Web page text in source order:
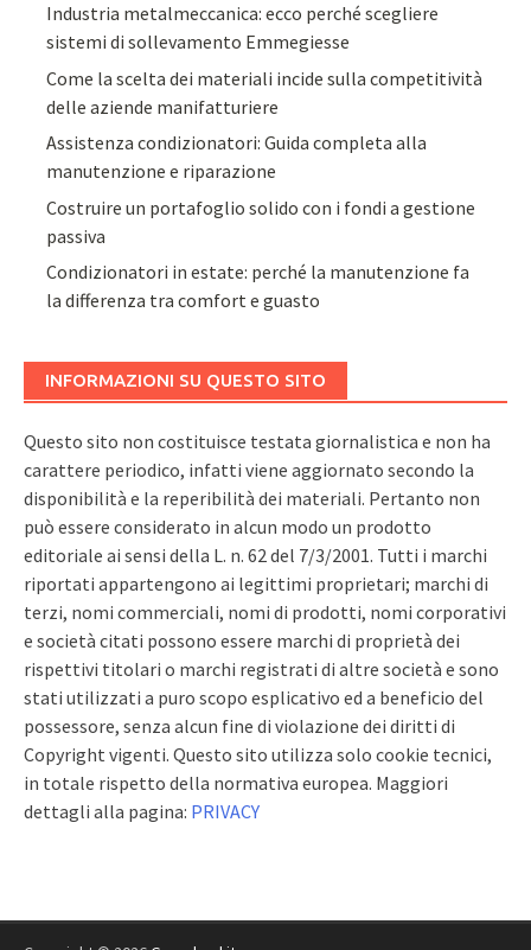
Industria metalmeccanica: ecco perché scegliere
sistemi di sollevamento Emmegiesse
Come la scelta dei materiali incide sulla competitività
delle aziende manifatturiere
Assistenza condizionatori: Guida completa alla
manutenzione e riparazione
Costruire un portafoglio solido con i fondi a gestione
passiva
Condizionatori in estate: perché la manutenzione fa
la differenza tra comfort e guasto
INFORMAZIONI SU QUESTO SITO
Questo sito non costituisce testata giornalistica e non ha
carattere periodico, infatti viene aggiornato secondo la
disponibilità e la reperibilità dei materiali. Pertanto non
può essere considerato in alcun modo un prodotto
editoriale ai sensi della L. n. 62 del 7/3/2001. Tutti i marchi
riportati appartengono ai legittimi proprietari; marchi di
terzi, nomi commerciali, nomi di prodotti, nomi corporativi
e società citati possono essere marchi di proprietà dei
rispettivi titolari o marchi registrati di altre società e sono
stati utilizzati a puro scopo esplicativo ed a beneficio del
possessore, senza alcun fine di violazione dei diritti di
Copyright vigenti. Questo sito utilizza solo cookie tecnici,
in totale rispetto della normativa europea. Maggiori
dettagli alla pagina: PRIVACY